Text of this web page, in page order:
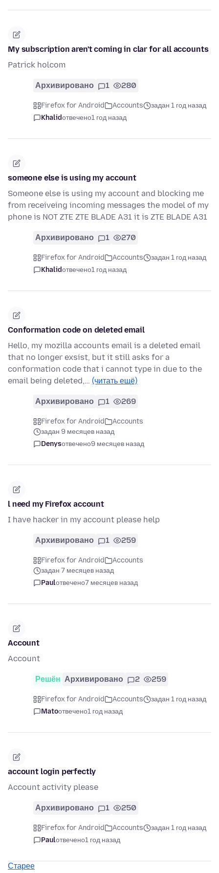
My subscription aren't coming in clar for all accounts
Patrick holcom
Архивировано 1 280
Firefox for Android Accounts
задан 1 год назад
Khalidотвечено1 год назад
someone else is using my account
Someone else is using my account and blocking me
from receiveing incoming messages the model of my
phone is NOT ZTE ZTE BLADE A31 it is ZTE BLADE A31
Архивировано 1 270
Firefox for Android Accounts
задан 1 год назад
Khalidотвечено1 год назад
Conformation code on deleted email
Hello, my mozilla accounts email is a deleted email
that no longer exsist, but it still asks for a
conformation code that i cannot type in due to the
email being deleted,… (читать ещё)
Архивировано 1 269
Firefox for Android
Accounts
задан 9 месяцев назад
Denysотвечено9 месяцев назад
l need my Firefox account
I have hacker in my account please help
Архивировано 1 259
Firefox for Android
Accounts
задан 7 месяцев назад
Paulотвечено7 месяцев назад
Account
Account
Решён Архивировано 2 259
Firefox for Android Accounts
задан 1 год назад
Matoотвечено1 год назад
account login perfectly
Account activity please
Архивировано 1 250
Firefox for Android Accounts
задан 1 год назад
Paulотвечено1 год назад
Старее